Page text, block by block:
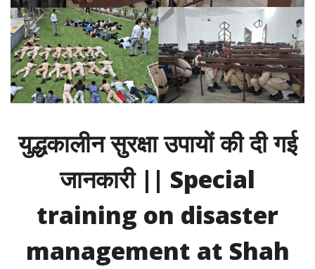
युद्धकालीन सुरक्षा उपायों की दी गई
जानकारी || Special
training on disaster
management at Shah